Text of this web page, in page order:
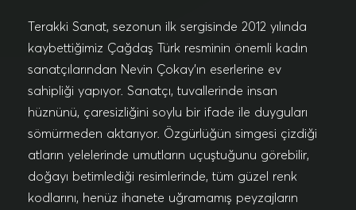
Terakki Sanat, sezonun ilk sergisinde 2012 yılında
kaybettiğimiz Çağdaş Türk resminin önemli kadın
sanatçılarından Nevin Çokay’ın eserlerine ev
sahipliği yapıyor. Sanatçı, tuvallerinde insan
hüznünü, çaresizliğini soylu bir ifade ile duyguları
sömürmeden aktarıyor. Özgürlüğün simgesi çizdiği
atların yelelerinde umutların uçuştuğunu görebilir,
doğayı betimlediği resimlerinde, tüm güzel renk
kodlarını, henüz ihanete uğramamış peyzajların